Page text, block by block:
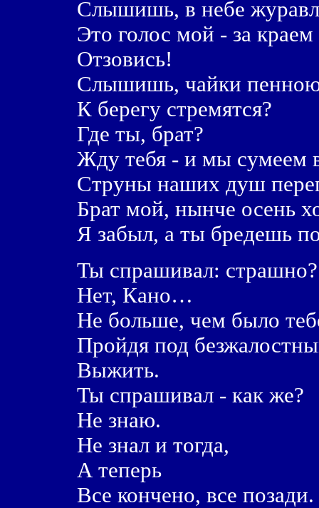
Слышишь, в небе
Это голос мой - за
Отзовись!
Слышишь, чайки
К берегу стремятся?
Где ты, брат?
Жду тебя - и мы сумеем
Струны наших душ
Брат мой, нынче осень
Я забыл, а ты бредешь
Ты спрашивал: страшно?
Нет, Кано…
Не больше, чем было
Пройдя под
Выжить.
Ты спрашивал - как же?
Не знаю.
Не знал и тогда,
А теперь
Все кончено, все позади.